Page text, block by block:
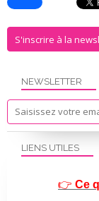
S'inscrire à la
NEWSLETTER
LIENS UTILES
👉 Ce